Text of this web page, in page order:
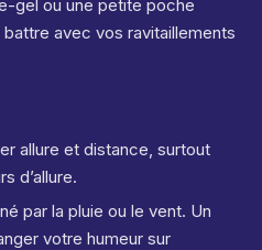
gel ou une petite poche
avec vos ravitaillements
allure et distance, surtout
d’allure.
par la pluie ou le vent. Un
votre humeur sur